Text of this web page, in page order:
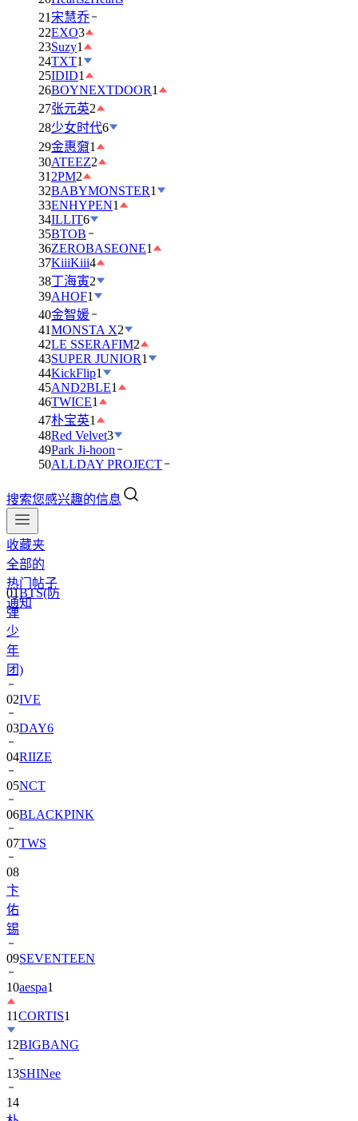
21 宋慧乔
22EXO3
23Suzy1
24TXT1
25IDID1
26BOYNEXTDOOR1
27张元英2
28少女时代6
29金惠奫1
30ATEEZ2
31 2PM2
32BABYMONSTER1
33ENHYPEN1
34ILLIT6
35BTOB
36ZEROBASEONE1
37KiiiKiii4
38丁海寅2
39AHOF1
40金智媛
41MONSTA X2
42LE SSERAFIM2
43SUPER JUNIOR1
44KickFlip1
45AND2BLE1
46TWICE1
47朴宝英1
48Red Velvet3
49Park Ji-hoon
50ALLDAY PROJECT
搜索您感兴趣的信息
收藏夹
全部的
热门帖子
通知
01BTS(防
弹
少
年
团)
02IVE
03DAY6
04RIIZE
05NCT
06BLACKPINK
07TWS
08
卞
佑
锡
09
10aespa1
11CORTIS
12BIGBANG
13SHINee
14
朴
寶